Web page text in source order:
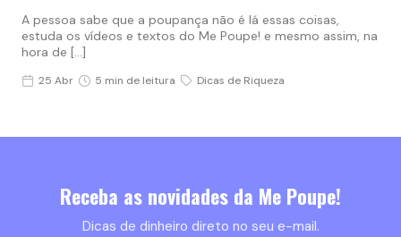
A pessoa sabe que a poupança não é lá essas coisas,
estuda os vídeos e textos do Me Poupe! e mesmo assim, na
hora de […]
25 Abr 5 min de leitura Dicas de Riqueza
Receba as novidades da Me Poupe!
Dicas de dinheiro direto no seu e-mail.